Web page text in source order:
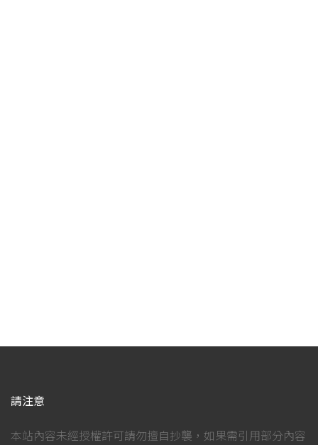
請注意
本站內容未經授權許可請勿擅自抄襲，如果需引用部分內容